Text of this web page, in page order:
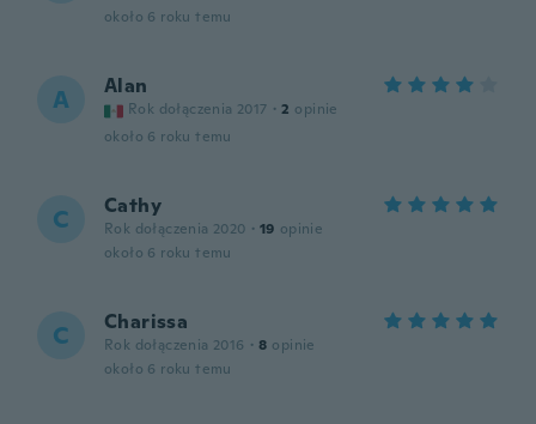
około 6 roku temu
A Alan
Rok dołączenia 2017 · 2 opinie
około 6 roku temu
C Cathy
Rok dołączenia 2020 · 19 opinie
około 6 roku temu
C Charissa
Rok dołączenia 2016 · 8 opinie
około 6 roku temu